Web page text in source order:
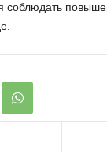
соблюдать